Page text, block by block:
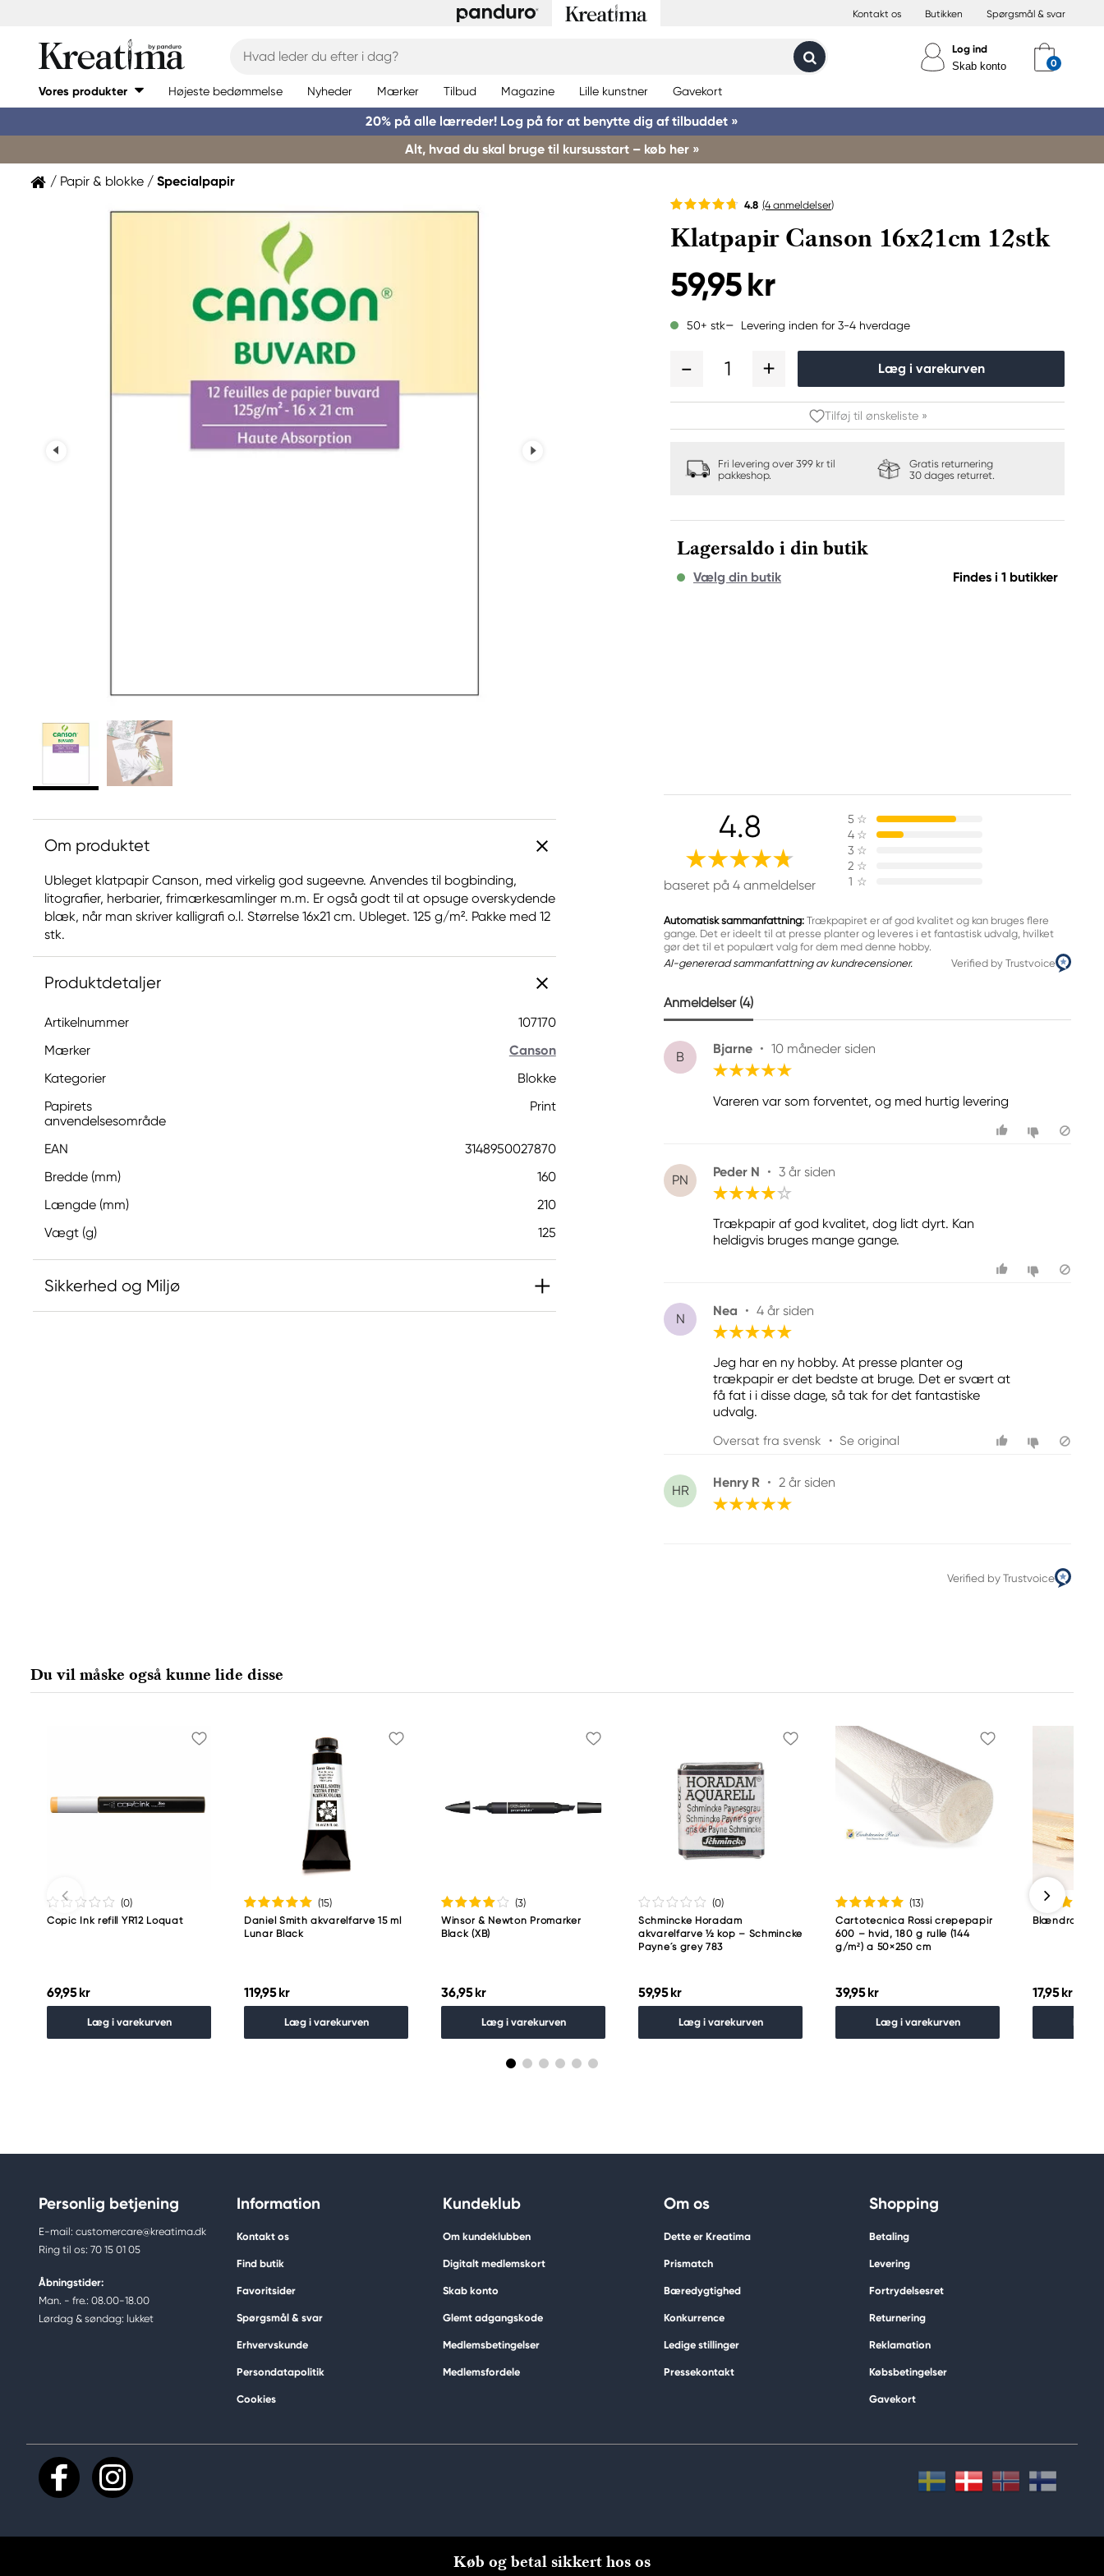
Kontakt os Butikken Spørgsmål & svar
Log ind
Skab konto
Vores produkter Højeste bedømmelse Nyheder Mærker Tilbud Magazine Lille kunstner Gavekort
20% på alle lærreder! Log på for at benytte dig af tilbuddet »
Alt, hvad du skal bruge til kursusstart – køb her »
Papir & blokke Specialpapir
4.8 (4 anmeldelser)
Klatpapir Canson 16x21cm 12stk
59,95 kr
50+ stk Levering inden for 3-4 hverdage
1 Læg i varekurven
Tilføj til ønskeliste »
Fri levering over 399 kr til
pakkeshop.
Gratis returnering
30 dages returret.
Lagersaldo i din butik
Vælg din butik Findes i 1 butikker
Om produktet
Ubleget klatpapir Canson, med virkelig god sugeevne. Anvendes til bogbinding,
litografier, herbarier, frimærkesamlinger m.m. Er også godt til at opsuge overskydende
blæk, når man skriver kalligrafi o.l. Størrelse 16x21 cm. Ubleget. 125 g/m². Pakke med 12
stk.
Produktdetaljer
Artikelnummer
107170
Mærker
Canson
Kategorier
Blokke
Papirets
anvendelsesområde
Print
EAN
3148950027870
Bredde (mm)
160
Længde (mm)
210
Vægt (g)
125
Sikkerhed og Miljø
4.8
baseret på 4 anmeldelser
5 ☆
4 ☆
3 ☆
2 ☆
1 ☆
Automatisk sammanfattning: Trækpapiret er af god kvalitet og kan bruges flere
gange. Det er ideelt til at presse planter og leveres i et fantastisk udvalg, hvilket
gør det til et populært valg for dem med denne hobby.
AI-genererad sammanfattning av kundrecensioner.
Verified by Trustvoice
Anmeldelser (4)
B
Bjarne • 10 måneder siden
Vareren var som forventet, og med hurtig levering
PN
Peder N • 3 år siden
Trækpapir af god kvalitet, dog lidt dyrt. Kan
heldigvis bruges mange gange.
N
Nea • 4 år siden
Jeg har en ny hobby. At presse planter og
trækpapir er det bedste at bruge. Det er svært at
få fat i i disse dage, så tak for det fantastiske
udvalg.
Oversat fra svensk • Se original
HR
Henry R • 2 år siden
Verified by Trustvoice
Du vil måske også kunne lide disse
(0)
Copic Ink refill YR12 Loquat
69,95 kr
Læg i varekurven
(15)
Daniel Smith akvarelfarve 15 ml
Lunar Black
119,95 kr
Læg i varekurven
(3)
Winsor & Newton Promarker
Black (XB)
36,95 kr
Læg i varekurven
(0)
Schmincke Horadam
akvarelfarve ½ kop – Schmincke
Payne´s grey 783
59,95 kr
Læg i varekurven
(13)
Cartotecnica Rossi crepepapir
600 – hvid, 180 g rulle (144
g/m²) a 50×250 cm
39,95 kr
Læg i varekurven
17,95 kr
Læg i
Personlig betjening
E-mail: customercare@kreatima.dk
Ring til os: 70 15 01 05
Åbningstider:
Man. - fre.: 08.00-18.00
Lørdag & søndag: lukket
Information
Kontakt os
Find butik
Favoritsider
Spørgsmål & svar
Erhvervskunde
Persondatapolitik
Cookies
Kundeklub
Om kundeklubben
Digitalt medlemskort
Skab konto
Glemt adgangskode
Medlemsbetingelser
Medlemsfordele
Om os
Dette er Kreatima
Prismatch
Bæredygtighed
Konkurrence
Ledige stillinger
Pressekontakt
Shopping
Betaling
Levering
Fortrydelsesret
Returnering
Reklamation
Købsbetingelser
Gavekort
Køb og betal sikkert hos os